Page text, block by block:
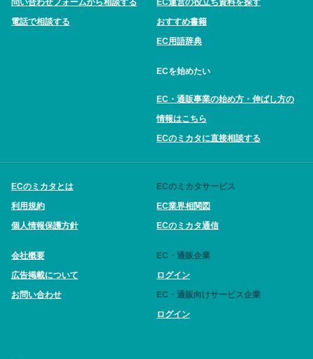
電話で相談する
おすすめ書籍
EC用語辞典
ECを始めたい
EC・通販事業の始め方・伸ばし方の
情報はこちら
ECのミカタに直接相談する
ECのミカタとは
利用規約
個人情報保護方針
会社概要
広告掲載について
お問い合わせ
ECのミカタサービス
EC業界相関図
ECのミカタ通信
EC・通販企業
ログイン
EC・通販向けサービス企業
ログイン